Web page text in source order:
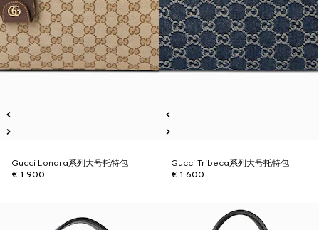
Gucci Londra系列大号托特包
€ 1.900
Gucci Tribeca系列大号托特包
€ 1.600